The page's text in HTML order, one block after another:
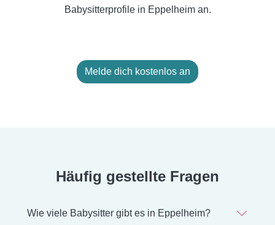
Babysitterprofile in Eppelheim an.
Melde dich kostenlos an
Häufig gestellte Fragen
Wie viele Babysitter gibt es in Eppelheim?